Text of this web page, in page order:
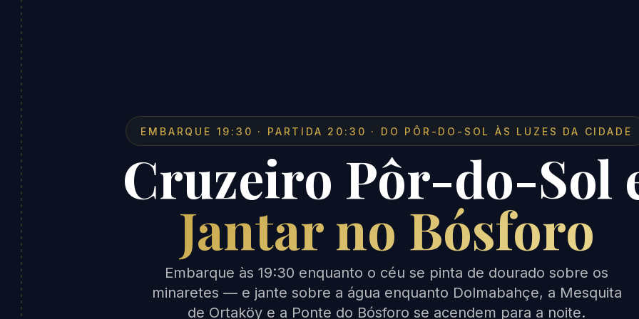
EMBARQUE 19:30 · PARTIDA 20:30 · DO PÔR-DO-SOL ÀS LUZES DA CIDADE
Cruzeiro Pôr-do-Sol
Jantar no Bósforo
Embarque às 19:30 enquanto o céu se pinta de dourado sobre os
minaretes — e jante sobre a água enquanto Dolmabahçe, a Mesquita
de Ortaköy e a Ponte do Bósforo se acendem para a noite.